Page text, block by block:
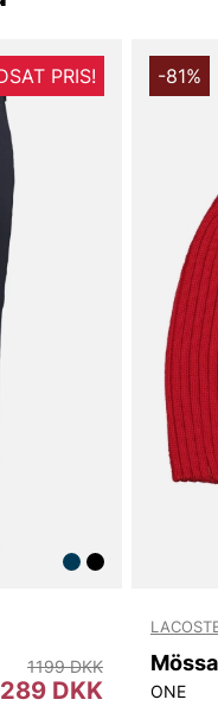
PRIS!
50 52 54 92 104
289 DKK
1199 DKK
-81%
ONE